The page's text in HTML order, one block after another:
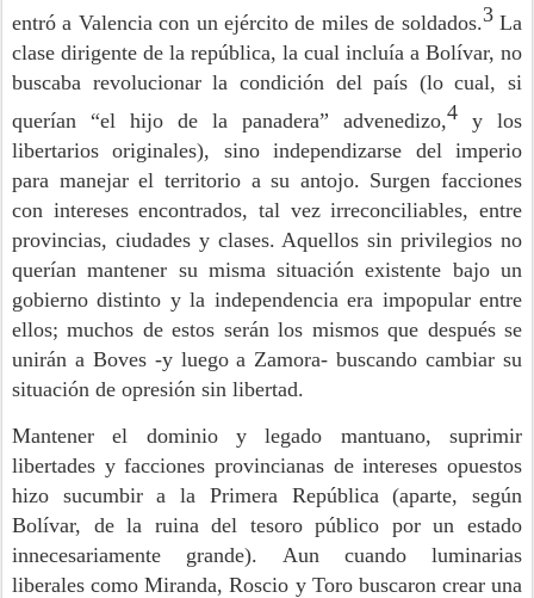
entró a Valencia con un ejército de miles de soldados.3La
clase dirigente de la república, la cual incluía a Bolívar, no
buscaba revolucionar la condición del país (lo cual, si
querían “el hijo de la panadera” advenedizo,4 y los
libertarios originales), sino independizarse del imperio
para manejar el territorio a su antojo. Surgen facciones
con intereses encontrados, tal vez irreconciliables, entre
provincias, ciudades y clases. Aquellos sin privilegios no
querían mantener su misma situación existente bajo un
gobierno distinto y la independencia era impopular entre
ellos; muchos de estos serán los mismos que después se
unirán a Boves -y luego a Zamora- buscando cambiar su
situación de opresión sin libertad.
Mantener el dominio y legado mantuano, suprimir
libertades y facciones provincianas de intereses opuestos
hizo sucumbir a la Primera República (aparte, según
Bolívar, de la ruina del tesoro público por un estado
innecesariamente grande). Aun cuando luminarias
liberales como Miranda, Roscio y Toro buscaron crear una